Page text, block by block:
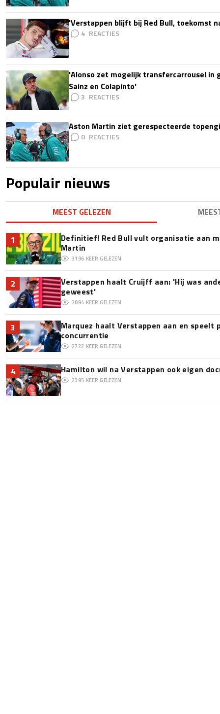
'Verstappen blijft bij Red Bull, toekomst
4
'Alonso zet mogelijk transfercarrousel in
Sainz en Colapinto'
3
Aston Martin ziet gerespecteerde
0
Populair nieuws
MEEST GELEZEN
1
Definitief! Red Bull vult organisatie aan
Martin
3196 KEER GELEZEN
2
Verstappen haalt Cruijff aan: 'Hij was
geweest'
2894 KEER GELEZEN
3
Marquez haalt Verstappen aan en speelt
concurrentie
2722 KEER GELEZEN
4 Hamilton wil na Verstappen ook eigen
2395 KEER GELEZEN